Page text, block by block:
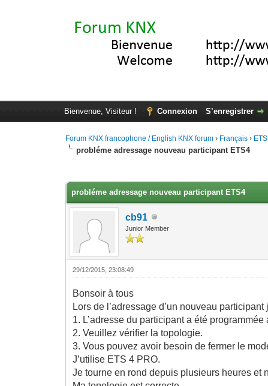
Bienvenue, Visiteur ! Connexion S’enregistrer
Forum KNX francophone / English KNX forum › Français › ETS
probléme adressage nouveau participant ETS4
probléme adressage nouveau participant ETS4
cb91
Junior Member
29/12/2015, 23:08:49
Bonsoir à tous
Lors de l’adressage d’un nouveau
1. L’adresse du participant a été
2. Veuillez vérifier la topologie.
3. Vous pouvez avoir besoin de fermer le
J’utilise ETS 4 PRO.
Je tourne en rond depuis plusieurs heures et